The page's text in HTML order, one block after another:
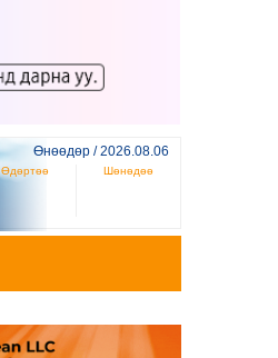
Өнөөдөр / 2026.08.06
Өдөртөө Шөнөдөө